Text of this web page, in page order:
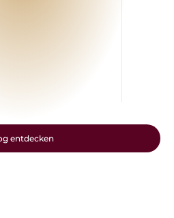
entdecken